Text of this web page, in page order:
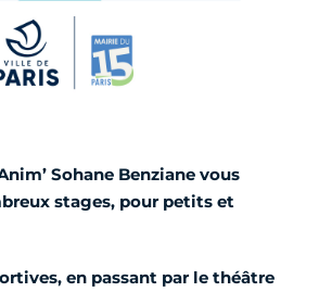
Sohane Benziane vous
stages, pour petits et
en passant par le théâtre